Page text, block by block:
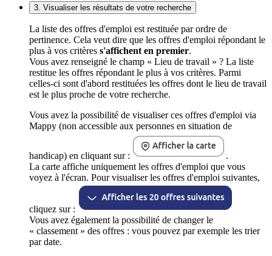
3. Visualiser les résultats de votre recherche
La liste des offres d'emploi est restituée par ordre de
pertinence. Cela veut dire que les offres d'emploi répondant le
plus à vos critères s'affichent en premier.
Vous avez renseigné le champ « Lieu de travail » ? La liste
restitue les offres répondant le plus à vos critères. Parmi
celles-ci sont d'abord restituées les offres dont le lieu de travail
est le plus proche de votre recherche.
Vous avez la possibilité de visualiser ces offres d'emploi via
Mappy (non accessible aux personnes en situation de
handicap) en cliquant sur :
.
La carte affiche uniquement les offres d'emploi que vous
voyez à l'écran. Pour visualiser les offres d'emploi suivantes,
cliquez sur :
Vous avez également la possibilité de changer le
« classement » des offres : vous pouvez par exemple les trier
par date.